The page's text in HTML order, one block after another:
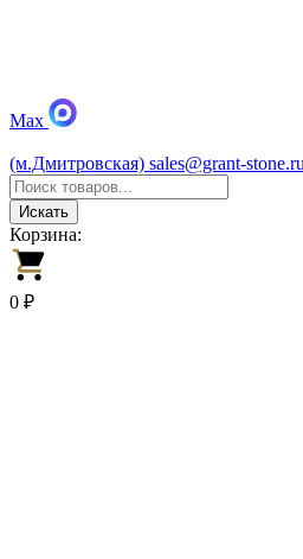
Max
(м.Дмитровская) sales@grant-stone.ru
Искать
Корзина:
0 ₽